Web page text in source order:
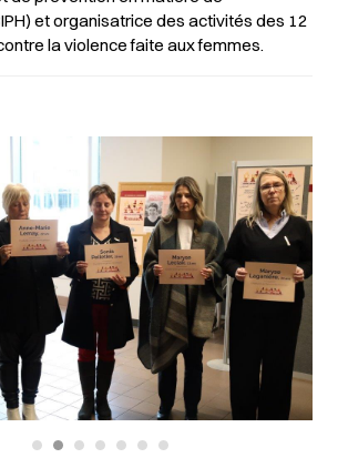
et organisatrice des activités des 12
la violence faite aux femmes.